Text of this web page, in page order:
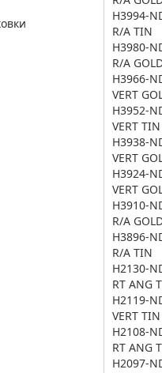
H3994-
R/A TIN
H3980-
R/A
H3966-
VERT
H3952-
VERT TIN
H3938-
VERT
H3924-
VERT
H3910-
R/A
H3896-
R/A TIN
H2130-
RT ANG
H2119-
VERT TIN
H2108-
RT ANG
H2097-